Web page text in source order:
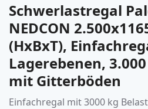
Zum
Anfang
der
Bildergalerie
springen
Schwerlastregal
NEDCON
(HxBxT),
Lagerebenen,
mit Gitterböden
Einfachregal mit 3000 kg